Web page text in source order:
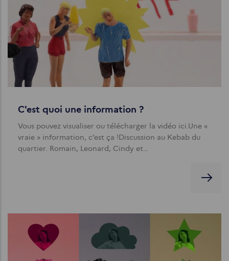
C'est quoi une information ?
Vous pouvez visualiser ou télécharger la vidéo ici.Une «
vraie » information, c’est ça !Discussion au Kebab du
quartier. Romain, Leonard, Cindy et…